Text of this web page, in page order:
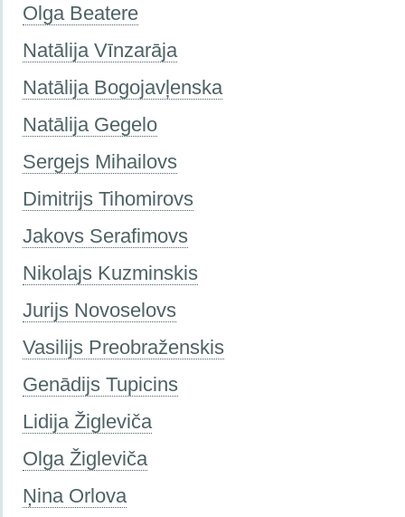
Olga Beatere
Natālija Vīnzarāja
Natālija Bogojavļenska
Natālija Gegelo
Sergejs Mihailovs
Dimitrijs Tihomirovs
Jakovs Serafimovs
Nikolajs Kuzminskis
Jurijs Novoselovs
Vasilijs Preobraženskis
Genādijs Tupicins
Lidija Žigleviča
Olga Žigleviča
Ņina Orlova